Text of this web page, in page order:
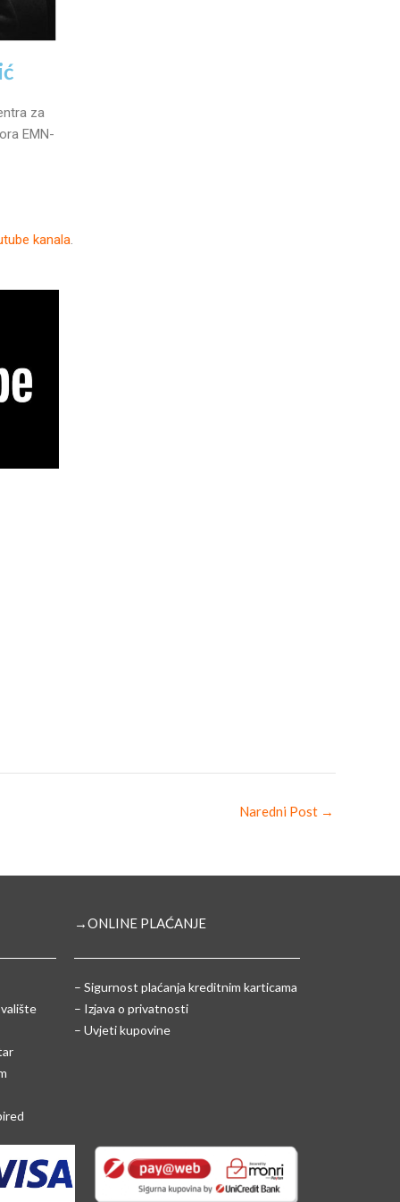
za
EMN-
kanala.
Naredni Post →
→ONLINE PLAĆANJE
– Sigurnost plaćanja kreditnim karticama
– Izjava o privatnosti
– Uvjeti kupovine